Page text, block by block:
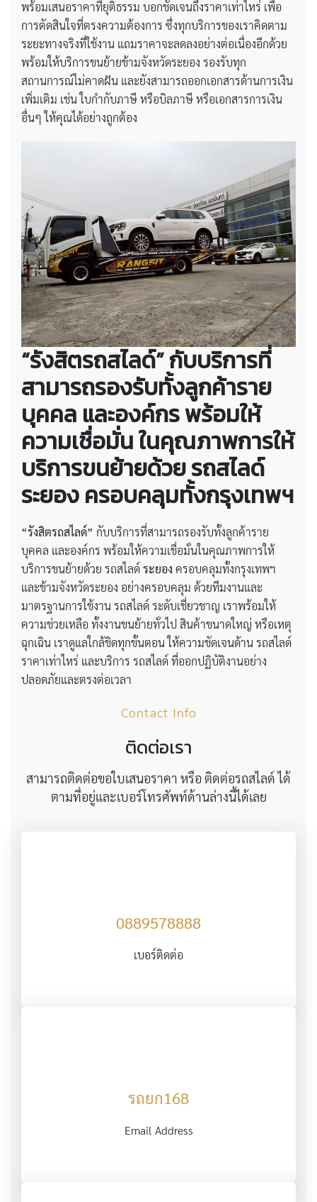
พร้อมเสนอราคาที่ยุติธรรม บอกชัดเจนถึงราคาเท่าไหร่ เพื่อ
การตัดสินใจที่ตรงความต้องการ ซึ่งทุกบริการของเราคิดตาม
ระยะทางจริงที่ใช้งาน แถมราคาจะลดลงอย่างต่อเนื่องอีกด้วย
พร้อมให้บริการขนย้ายข้ามจังหวัดระยอง รองรับทุก
สถานการณ์ไม่คาดฝัน และยังสามารถออกเอกสารด้านการเงิน
เพิ่มเติม เช่น ใบกำกับภาษี หรือบิลภาษี หรือเอกสารการเงิน
อื่นๆ ให้คุณได้อย่างถูกต้อง
“รังสิตรถสไลด์” กับบริการที่
สามารถรองรับทั้งลูกค้าราย
บุคคล และองค์กร พร้อมให้
ความเชื่อมั่น ในคุณภาพการให้
บริการขนย้ายด้วย รถสไลด์
ระยอง ครอบคลุมทั้งกรุงเทพฯ
“รังสิตรถสไลด์” กับบริการที่สามารถรองรับทั้งลูกค้าราย
บุคคล และองค์กร พร้อมให้ความเชื่อมั่นในคุณภาพการให้
บริการขนย้ายด้วย รถสไลด์ระยอง ครอบคลุมทั้งกรุงเทพฯ
และข้ามจังหวัดระยอง อย่างครอบคลุม ด้วยทีมงานและ
มาตรฐานการใช้งาน รถสไลด์ ระดับเชี่ยวชาญ เราพร้อมให้
ความช่วยเหลือ ทั้งงานขนย้ายทั่วไป สินค้าขนาดใหญ่ หรือเหตุ
ฉุกเฉิน เราดูแลใกล้ชิดทุกขั้นตอน ให้ความชัดเจนด้าน รถสไลด์
ราคาเท่าไหร่ และบริการ รถสไลด์ ที่ออกปฏิบัติงานอย่าง
ปลอดภัยและตรงต่อเวลา
Contact Info
ติดต่อเรา
สามารถติดต่อขอใบเสนอราคา หรือ ติดต่อรถสไลด์ ได้
ตามที่อยู่และเบอร์โทรศัพท์ด้านล่างนี้ได้เลย
0889578888
เบอร์ติดต่อ
รถยก168
Email Address